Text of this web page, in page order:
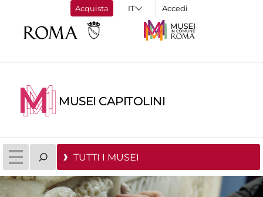
Acquista Accedi
MUSEI CAPITOLINI
TUTTI I MUSEI